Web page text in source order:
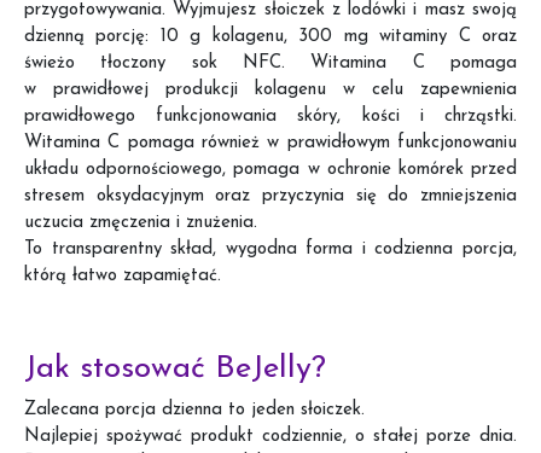
przygotowywania. Wyjmujesz słoiczek z lodówki i masz swoją
dzienną porcję: 10 g kolagenu, 300 mg witaminy C oraz
świeżo tłoczony sok NFC. Witamina C pomaga
w prawidłowej produkcji kolagenu w celu zapewnienia
prawidłowego funkcjonowania skóry, kości i chrząstki.
Witamina C pomaga również w prawidłowym funkcjonowaniu
układu odpornościowego, pomaga w ochronie komórek przed
stresem oksydacyjnym oraz przyczynia się do zmniejszenia
uczucia zmęczenia i znużenia.
To transparentny skład, wygodna forma i codzienna porcja,
którą łatwo zapamiętać.
Jak stosować BeJelly?
Zalecana porcja dzienna to jeden słoiczek.
Najlepiej spożywać produkt codziennie, o stałej porze dnia.